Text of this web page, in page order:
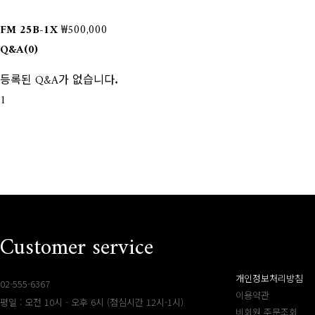
FM 25B-1X₩500,000
Q&A(0)
등록된 Q&A가 없습니다.
1
Customer service
02-555-6367
평일 : 오전 10시 - 오후 6시 (점심시간 12시-1시)
개인정보처리방침
이용약관
비회원 주문조회